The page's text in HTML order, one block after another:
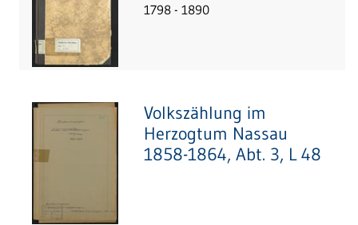
1798 - 1890
Volkszählung im
Herzogtum Nassau
1858-1864, Abt. 3, L 48